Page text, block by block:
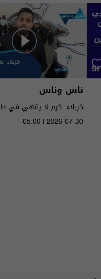
ناس وناس
كربلاء: كرم لا ينتهي في
05:00 | 2026-07-30